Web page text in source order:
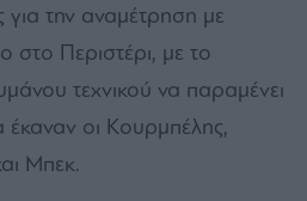
για την αναμέτρηση με
στο Περιστέρι, με το
τεχνικού να παραμένει
οι Κουρμπέλης,
Μπεκ.